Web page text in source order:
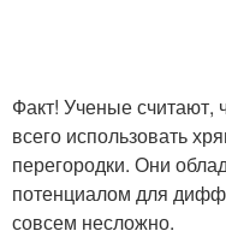
Факт! Ученые считают,
всего использовать
перегородки. Они
потенциалом для
совсем несложно.